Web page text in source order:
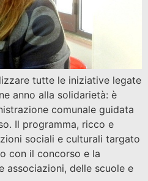
tutte le iniziative legate
anno alla solidarietà: è
comunale guidata
Il programma, ricco e
sociali e culturali targato
con il concorso e la
associazioni, delle scuole e